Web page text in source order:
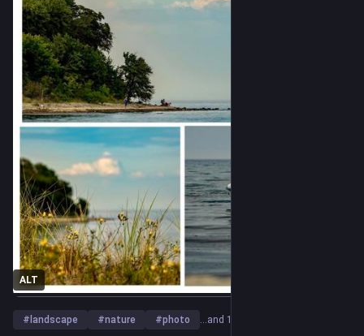
ALT
# landscape #nature #photo …and 1 more